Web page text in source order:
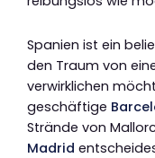
Spanien ist ein
den Traum von
verwirklichen
geschäftige
Strände von
Madrid